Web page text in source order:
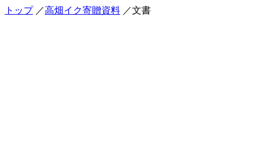
トップ ／高畑イク寄贈資料 ／文書